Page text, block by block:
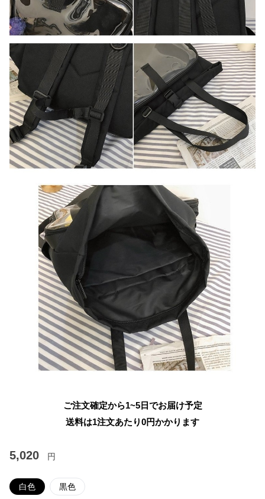
ご注文確定から1~5日でお届け予定
送料は1注文あたり0円かかります
5,020 円
白色 黒色